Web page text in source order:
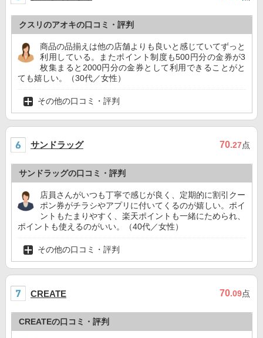
クスリのアオキの口コミ・評判
商品の品揃えは他の店舗よりも良いと感じていてずっと
利用している。またポイント制度も500円分の金券が3
枚集まると2000円分の金券として利用できることがと
ても嬉しい。（30代／女性）
その他の口コミ・評判
サンドラッグ 70.27点
サンドラッグの口コミ・評判
店員さんがいつも丁寧で感じが良く、定期的に割引クー
ポン券がチラシやアプリに付いてくるのが嬉しい。ポイ
ントもたまりやすく、楽天ポイントも一緒にためられ、
ポイントも使えるのがいい。（40代／女性）
その他の口コミ・評判
CREATE 70.09点
CREATEの口コミ・評判